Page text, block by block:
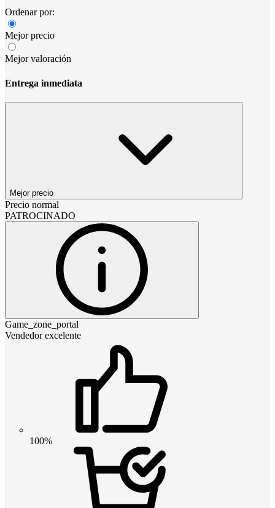
Ordenar por:
Mejor precio
Mejor valoración
Entrega inmediata
Mejor precio
Precio normal
PATROCINADO
Game_zone_portal
Vendedor excelente
100%